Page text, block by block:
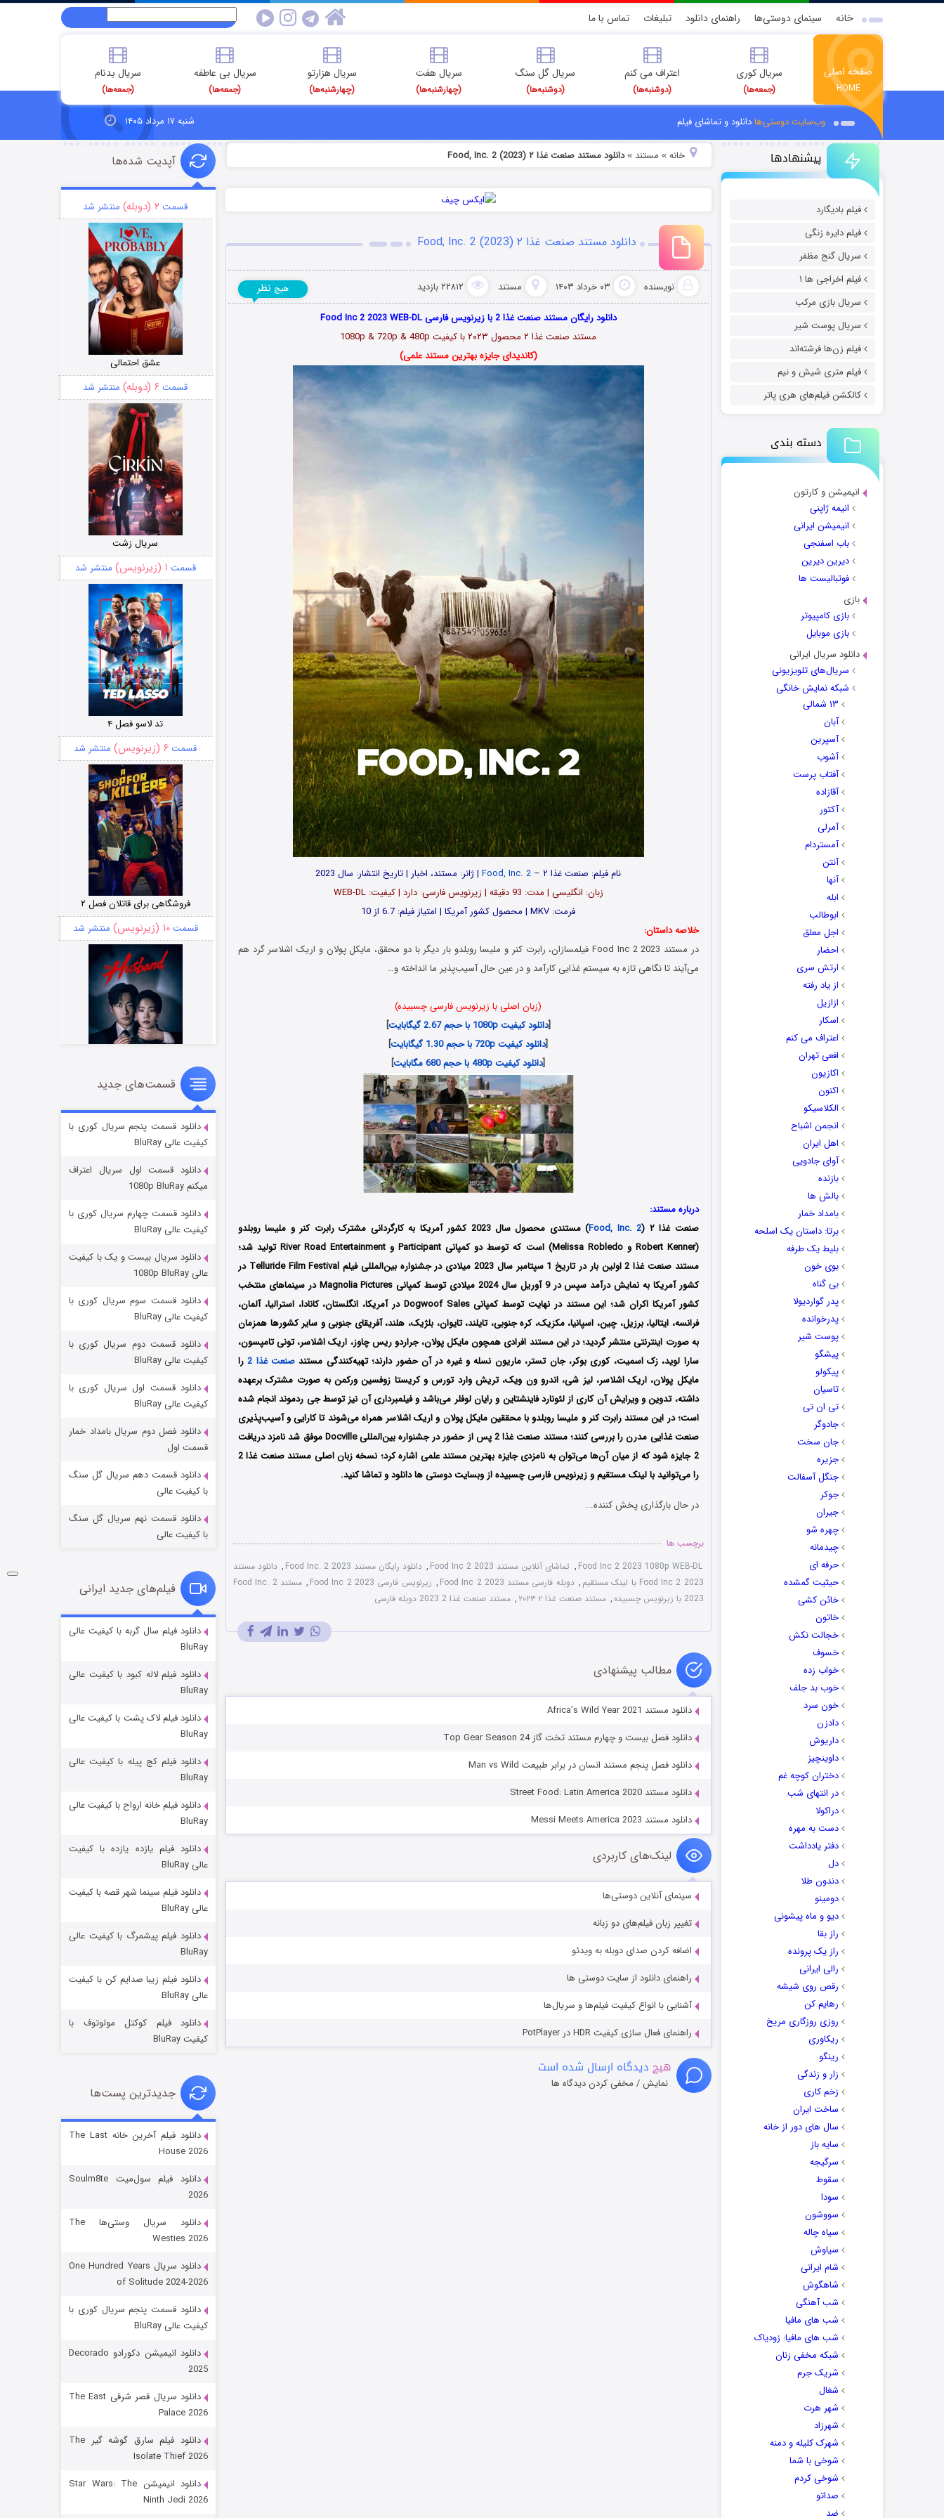
خانه سینمای دوستی‌ها راهنمای دانلود تبلیغات تماس با ما
صفحه اصلی
HOME
سریال کوری
(جمعه‌ها)
اعتراف می کنم
(دوشنبه‌ها)
سریال گل سنگ
(دوشنبه‌ها)
سریال هفت
(چهارشنبه‌ها)
سریال هزارتو
(چهارشنبه‌ها)
سریال بی عاطفه
(جمعه‌ها)
سریال بدنام
(جمعه‌ها)
وب‌سایت دوستی‌هادانلود و تماشای فیلم شنبه ۱۷ مرداد ۱۴۰۵
پیشنهادها
فیلم بادیگارد
فیلم دایره زنگی
سریال گنج مظفر
فیلم اخراجی ها ۱
سریال بازی مرکب
سریال پوست شیر
فیلم زن‌ها فرشته‌اند
فیلم متری شیش و نیم
کالکشن فیلم‌های هری پاتر
دسته بندی
انیمیشن و کارتون
انیمه ژاپنی
انیمیشن ایرانی
باب اسفنجی
دیرین دیرین
فوتبالیست ها
بازی
بازی کامپیوتر
بازی موبایل
دانلود سریال ایرانی
سریال‌های تلویزیونی
شبکه نمایش خانگی
۱۳ شمالی
آبان
آسپرین
آشوب
آفتاب پرست
آقازاده
آکتور
آمرلی
آمستردام
آنتن
آنها
ابله
ابوطالب
اجل معلق
احضار
ارتش سری
از یاد رفته
ازازیل
اسکار
اعتراف می کنم
افعی تهران
اکازیون
اکنون
الکلاسیکو
انجمن اشباح
اهل ایران
آوای جادویی
بازنده
بالش ها
بامداد خمار
برتا: داستان یک اسلحه
بلیط یک‌‌ طرفه
بوی خون
بی گناه
پدر گواردیولا
پدرخوانده
پوست شیر
پیشگو
پیکولو
تاسیان
تی ان تی
جادوگر
جان سخت
جزیره
جنگل آسفالت
جوکر
جیران
چهره شو
چیدمانه
حرفه ای
حیثیت گمشده
خائن کشی
خاتون
خجالت نکش
خسوف
خواب زده
خوب بد جلف
خون سرد
دادزن
داریوش
داوینچیز
دختران کوچه غم
در انتهای شب
دراکولا
دست به مهره
دفتر یادداشت
دل
دندون طلا
دومینو
دیو و ماه پیشونی
راز بقا
راز یک پرونده
رالی ایرانی
رقص روی شیشه
رهایم کن
روزی روزگاری مریخ
ریکاوری
رینگو
زار و زندگی
زخم کاری
ساخت ایران
سال های دور از خانه
سایه باز
سرگیجه
سقوط
سودا
سووشون
سیاه چاله
سیاوش
شام ایرانی
شاهگوش
شب آهنگی
شب های مافیا
شب های مافیا: زودیاک
شبکه مخفی زنان
شریک جرم
شغال
شهر هرت
شهرزاد
شهرک کلیله و دمنه
شوخی با شما
شوخی کردم
صداتو
ضد
خانه» مستند »دانلود مستند صنعت غذا ۲ Food, Inc. 2 (2023)
دانلود مستند صنعت غذا ۲ Food, Inc. 2 (2023)
نویسنده ۰۳ خرداد ۱۴۰۳ مستند ۲۲۸۱۲ بازدید هیچ نظر
دانلود رایگان مستند صنعت غذا 2 با زیرنویس فارسی Food Inc 2 2023 WEB-DL
مستند صنعت غذا ۲ محصول ۲۰۲۳ با کیفیت 1080p & 720p & 480p
(کاندیدای جایزه بهترین مستند علمی)
نام فیلم: صنعت غذا ۲ – Food, Inc. 2| ژانر: مستند، اخبار | تاریخ انتشار: سال 2023
زبان: انگلیسی | مدت: 93 دقیقه | زیرنویس فارسی: دارد | کیفیت: WEB-DL
فرمت: MKV | محصول کشور آمریکا | امتیاز فیلم: 6.7 از 10
خلاصه داستان:
در مستند Food Inc 2 2023 فیلمسازان، رابرت کنر و ملیسا روبلدو بار دیگر با دو محقق، مایکل پولان و اریک اشلاسر گرد هم
می‌آیند تا نگاهی تازه به سیستم غذایی کارآمد و در عین حال آسیب‌پذیر ما انداخته و…
(زبان اصلی با زیرنویس فارسی چسبیده)
[دانلود کیفیت 1080p با حجم 2.67 گیگابایت
]
[دانلود کیفیت 720p با حجم 1.30 گیگابایت
]
[دانلود کیفیت 480p با حجم 680 مگابایت ]
درباره مستند:
صنعت غذا ۲ (
Food, Inc. 2
) مستندی محصول سال 2023 کشور آمریکا به کارگردانی مشترک رابرت کنر و ملیسا روبلدو
(Robert Kenner و Melissa Robledo) است که توسط دو کمپانی Participant و River Road Entertainment تولید شد؛
مستند صنعت غذا 2 اولین بار در تاریخ 1 سپتامبر سال 2023 میلادی در جشنواره بین‌المللی فیلم Telluride Film Festival در
کشور آمریکا به نمایش درآمد سپس در 9 آوریل سال 2024 میلادی توسط کمپانی Magnolia Pictures در سینماهای منتخب
کشور آمریکا اکران شد؛ این مستند در نهایت توسط کمپانی Dogwoof Sales در آمریکا، انگلستان، کانادا، استرالیا، آلمان،
فرانسه، ایتالیا، برزیل، چین، اسپانیا، مکزیک، کره جنوبی، تایلند، تایوان، بلژیک، هلند، آفریقای جنوبی و سایر کشورها همزمان
به صورت اینترنتی منتشر گردید؛ در این مستند افرادی همچون مایکل پولان، جراردو ریس چاوز، اریک اشلاسر، تونی تامپسون،
سارا لوید، زک اسمیت، کوری بوکر، جان تستر، ماریون نسله و غیره در آن حضور دارند؛ تهیه‌کنندگی مستند صنعت غذا 2
را
مایکل پولان، اریک اشلاسر، لیز شی، اندرو ون ویک، تریش وارد تورس و کریستا زوفسین ورکمن به صورت مشترک برعهده
داشته، تدوین و ویرایش آن کاری از لئونارد فاینشتاین و رایان لوفلر می‌باشد و فیلمبرداری آن نیز توسط جی ردموند انجام شده
است؛ در این مستند رابرت کنر و ملیسا روبلدو با محققین مایکل پولان و اریک اشلاسر همراه می‌شوند تا کارایی و آسیب‌پذیری‌
صنعت غذایی مدرن را بررسی کنند؛ مستند صنعت غذا 2 پس از حضور در جشنواره بین‌المللی Docville موفق شد نامزد دریافت
2 جایزه شود که از میان آن‌ها می‌توان به نامزدی جایزه بهترین مستند علمی اشاره کرد؛ نسخه زبان اصلی مستند صنعت غذا 2
را می‌توانید با لینک مستقیم و زیرنویس فارسی چسبیده از وبسایت دوستی ها دانلود و تماشا کنید.
در حال بارگذاری پخش کننده...
برچسب ها
Food Inc 2 2023 1080p WEB-DL
, تماشای آنلاین مستند Food Inc 2 2023 , دانلود رایگان مستند Food Inc. 2 2023 , دانلود مستند
Food Inc 2 2023 با لینک مستقیم
, دوبله فارسی مستند Food Inc 2 2023 , زیرنویس فارسی Food Inc 2 2023 ,
مستند Food Inc. 2
2023 با زیرنویس چسبیده
, مستند صنعت غذا ۲ ۲۰۲۳ , مستند صنعت غذا 2 2023 دوبله فارسی
مطالب پیشنهادی
دانلود مستند Africa’s Wild Year 2021
دانلود فصل بیست و چهارم مستند تخت گاز Top Gear Season 24
دانلود فصل پنجم مستند انسان در برابر طبیعت Man vs Wild
دانلود مستند Street Food: Latin America 2020
دانلود مستند Messi Meets America 2023
لینک‌های کاربردی
سینمای آنلاین دوستی‌ها
تغییر زبان فیلم‌های دو زبانه
اضافه کردن صدای دوبله به ویدئو
راهنمای دانلود از سایت دوستی ها
آشنایی با انواع کیفیت فیلم‌ها و سریال‌ها
راهنمای فعال سازی کیفیت HDR در PotPlayer
هیچ دیدگاه ارسال شده است
نمایش / مخفی کردن دیدگاه ها
آپدیت شده‌ها
قسمت ۲ (دوبله) منتشر شد
عشق احتمالی
قسمت ۶ (دوبله) منتشر شد
سریال زشت
قسمت ۱ (زیرنویس) منتشر شد
تد لاسو فصل ۴
قسمت ۶ (زیرنویس) منتشر شد
فروشگاهی برای قاتلان فصل ۲
قسمت۱۰ (زیرنویس) منتشر شد
شوهر
قسمت۸ (زیرنویس) منتشر شد
عملیات آپارتمان
مردگان متحرک: شهر مرده ۳
قسمت ۲ (زیرنویس) منتشر شد
شکست استوارت در نجات جهان
قسمت
شوگر فصل ۲
خاندان اژدها فصل ۳
قسمت
باب اسفنجی فصل ۱۷
قسمت
قسمت‌های جدید
دانلود قسمت پنجم سریال کوری با
کیفیت عالی BluRay
دانلود قسمت اول سریال اعتراف
میکنم 1080p BluRay
دانلود قسمت چهارم سریال کوری با
کیفیت عالی BluRay
دانلود سریال بیست و یک با کیفیت
عالی 1080p BluRay
دانلود قسمت سوم سریال کوری با
کیفیت عالی BluRay
دانلود قسمت دوم سریال کوری با
کیفیت عالی BluRay
دانلود قسمت اول سریال کوری با
کیفیت عالی BluRay
دانلود فصل دوم سریال بامداد خمار
قسمت اول
دانلود قسمت دهم سریال گل سنگ
با کیفیت عالی
دانلود قسمت نهم سریال گل سنگ
با کیفیت عالی
فیلم‌های جدید ایرانی
دانلود فیلم سال گربه با کیفیت عالی
BluRay
دانلود فیلم لاله کبود با کیفیت عالی
BluRay
دانلود فیلم لاک پشت با کیفیت عالی
BluRay
دانلود فیلم کج‌ پیله با کیفیت عالی
BluRay
دانلود فیلم خانه ارواح با کیفیت عالی
BluRay
دانلود فیلم یازده یازده با کیفیت
عالی BluRay
دانلود فیلم سینما شهر قصه با کیفیت
عالی BluRay
دانلود فیلم پیشمرگ با کیفیت عالی
BluRay
دانلود فیلم زیبا صدایم کن با کیفیت
عالی BluRay
دانلود فیلم کوکتل مولوتوف با
کیفیت BluRay
جدیدترین پست‌ها
دانلود فیلم آخرین خانه The Last
House 2026
دانلود فیلم سول‌میت Soulm8te
2026
دانلود سریال وستی‌ها The
Westies 2026
دانلود سریال One Hundred Years
of Solitude 2024-2026
دانلود قسمت پنجم سریال کوری با
کیفیت عالی BluRay
دانلود انیمیشن دکورادو Decorado
2025
دانلود سریال قصر شرقی The East
Palace 2026
دانلود فیلم سارق گوشه گیر The
Isolate Thief 2026
دانلود انیمیشن Star Wars: The
Ninth Jedi 2026